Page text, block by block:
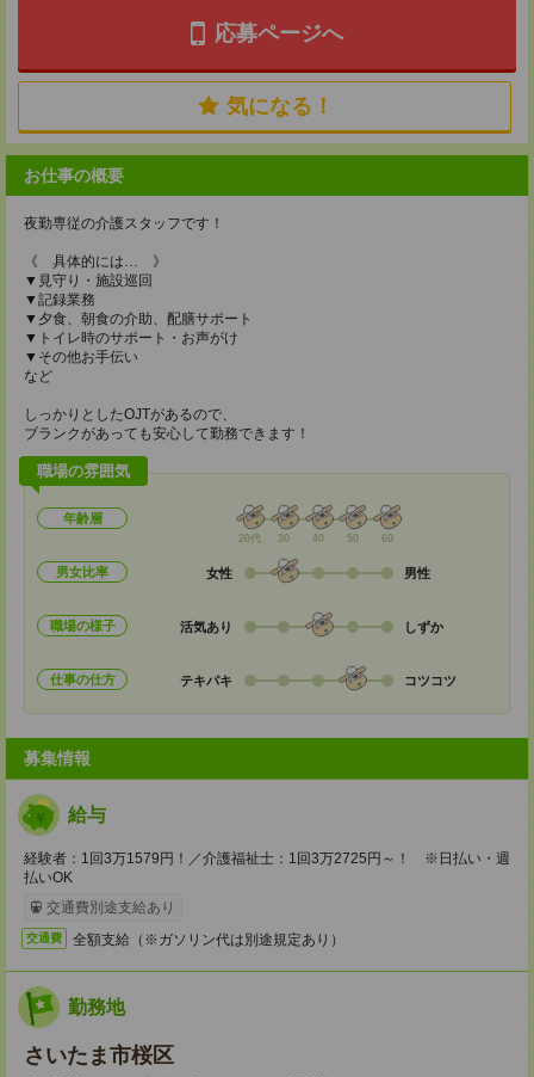
応募ページへ
気になる！
お仕事の概要
夜勤専従の介護スタッフです！
《 具体的には… 》
▼見守り・施設巡回
▼記録業務
▼夕食、朝食の介助、配膳サポート
▼トイレ時のサポート・お声がけ
▼その他お手伝い
など
しっかりとしたOJTがあるので、
ブランクがあっても安心して勤務できます！
職場の雰囲気
年齢層
20代 30 40 50 60
男女比率 女性 男性
職場の様子 活気あり しずか
仕事の仕方 テキパキ コツコツ
募集情報
給与
経験者：1回3万1579円！／介護福祉士：1回3万2725円～！ ※日払い・週
払いOK
交通費別途支給あり
交通費 全額支給（※ガソリン代は別途規定あり）
勤務地
さいたま市桜区